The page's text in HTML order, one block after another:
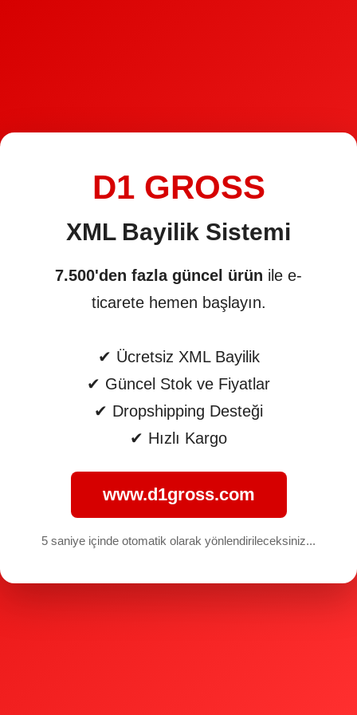
D1 GROSS
XML Bayilik Sistemi
7.500'den fazla güncel ürün ile e-
ticarete hemen başlayın.
✔ Ücretsiz XML Bayilik
✔ Güncel Stok ve Fiyatlar
✔ Dropshipping Desteği
✔ Hızlı Kargo
www.d1gross.com
5 saniye içinde otomatik olarak yönlendirileceksiniz...